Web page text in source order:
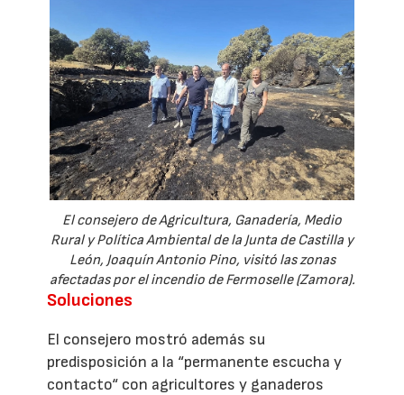
El consejero de Agricultura, Ganadería, Medio
Rural y Política Ambiental de la Junta de Castilla y
León, Joaquín Antonio Pino, visitó las zonas
afectadas por el incendio de Fermoselle (Zamora).
Soluciones
El consejero mostró además su
predisposición a la “permanente escucha y
contacto“ con agricultores y ganaderos